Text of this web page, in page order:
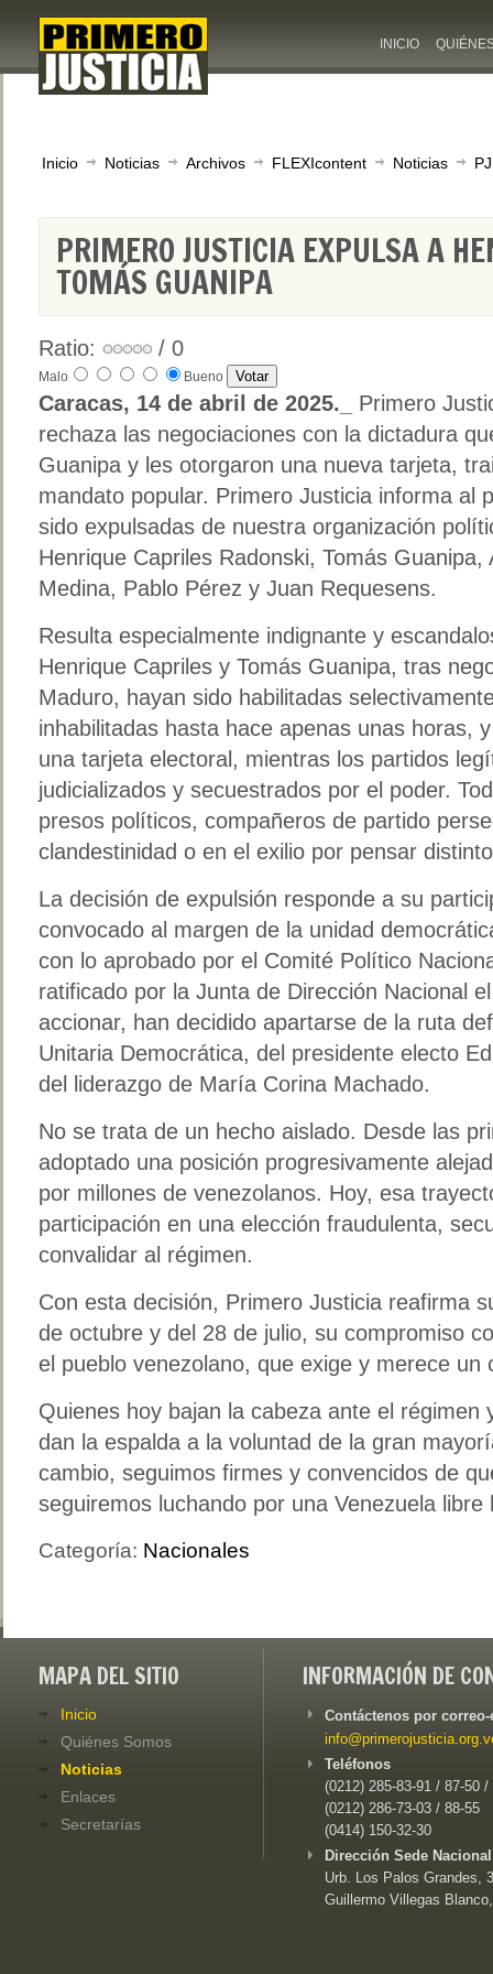
INICIO
Inicio Noticias Archivos FLEXIcontent Noticias
PRIMERO JUSTICIA EXPULSA A
TOMÁS GUANIPA
Ratio: / 0
Malo Bueno
Caracas, 14 de abril de 2025._
Primero
rechaza las negociaciones con la dictadura
Guanipa y les otorgaron una nueva tarjeta,
mandato popular. Primero Justicia informa al
sido expulsadas de nuestra organización
Henrique Capriles Radonski, Tomás Guanipa,
Medina, Pablo Pérez y Juan Requesens.
Resulta especialmente indignante y
Henrique Capriles y Tomás Guanipa, tras
Maduro, hayan sido habilitadas
inhabilitadas hasta hace apenas unas horas,
una tarjeta electoral, mientras los partidos
judicializados y secuestrados por el poder.
presos políticos, compañeros de partido
clandestinidad o en el exilio por pensar
La decisión de expulsión responde a su
convocado al margen de la unidad
con lo aprobado por el Comité Político
ratificado por la Junta de Dirección Nacional
accionar, han decidido apartarse de la ruta
Unitaria Democrática, del presidente electo
del liderazgo de María Corina Machado.
No se trata de un hecho aislado. Desde las
adoptado una posición progresivamente
por millones de venezolanos. Hoy, esa
participación en una elección fraudulenta,
convalidar al régimen.
Con esta decisión, Primero Justicia reafirma
de octubre y del 28 de julio, su compromiso
el pueblo venezolano, que exige y merece un
Quienes hoy bajan la cabeza ante el régimen
dan la espalda a la voluntad de la gran
cambio, seguimos firmes y convencidos de
seguiremos luchando por una Venezuela libre
Categoría: Nacionales
MAPA DEL SITIO
Inicio
Quiénes Somos
Noticias
Enlaces
Secretarías
INFORMACIÓN DE
Contáctenos por
Teléfonos
(0212) 285-83-91 / 87-50 /
(0212) 286-73-03 / 88-55
(0414) 150-32-30
Dirección Sede
Urb. Los Palos Grandes,
Guillermo Villegas